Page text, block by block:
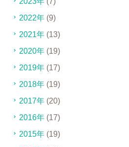
2022年(9)
2021年(13)
2020年(19)
2019年(17)
2018年(19)
2017年(20)
2016年(17)
2015年(19)